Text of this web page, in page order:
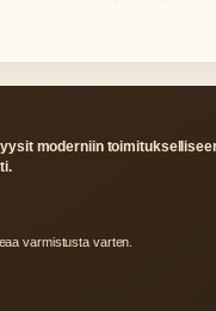
moderniin
varmistusta varten.